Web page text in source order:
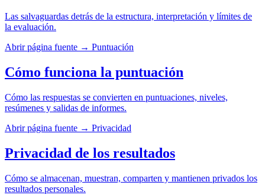
Las salvaguardas detrás de la estructura, interpretación y límites de
la evaluación.
Abrir página fuente → Puntuación
Cómo funciona la puntuación
Cómo las respuestas se convierten en puntuaciones, niveles,
resúmenes y salidas de informes.
Abrir página fuente → Privacidad
Privacidad de los resultados
Cómo se almacenan, muestran, comparten y mantienen privados los
resultados personales.